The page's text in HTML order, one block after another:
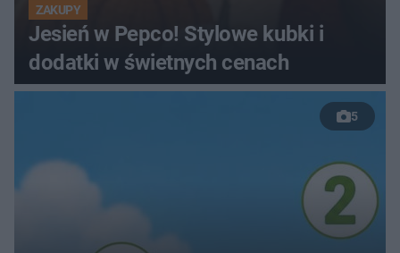
ZAKUPY
Jesień w Pepco! Stylowe kubki i
dodatki w świetnych cenach
5